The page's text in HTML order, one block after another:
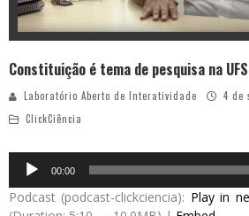
Constituição é tema de pesquisa na
Laboratório Aberto de Interatividade
4 de
ClickCiência
Audio
Player
00:00
Podcast (podcast-clickciencia): Play in